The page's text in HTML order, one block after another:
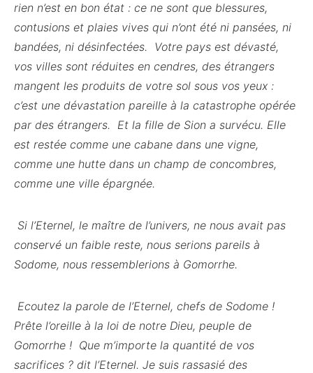
rien n’est en bon état : ce ne sont que blessures,
contusions et plaies vives qui n’ont été ni pansées, ni
bandées, ni désinfectées. Votre pays est dévasté,
vos villes sont réduites en cendres, des étrangers
mangent les produits de votre sol sous vos yeux :
c’est une dévastation pareille à la catastrophe opérée
par des étrangers. Et la fille de Sion a survécu. Elle
est restée comme une cabane dans une vigne,
comme une hutte dans un champ de concombres,
comme une ville épargnée.
Si l’Eternel, le maître de l’univers, ne nous avait pas
conservé un faible reste, nous serions pareils à
Sodome, nous ressemblerions à Gomorrhe.
Ecoutez la parole de l’Eternel, chefs de Sodome !
Prête l’oreille à la loi de notre Dieu, peuple de
Gomorrhe ! Que m’importe la quantité de vos
sacrifices ? dit l’Eternel. Je suis rassasié des